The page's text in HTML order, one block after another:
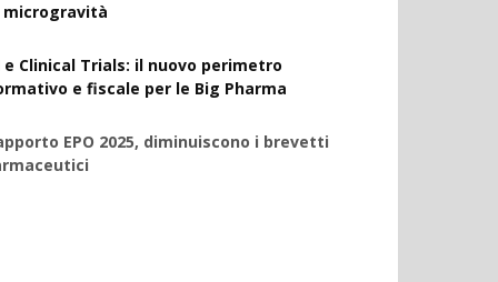
microgravità
e Clinical Trials: il nuovo perimetro
e fiscale per le Big Pharma
EPO 2025, diminuiscono i brevetti